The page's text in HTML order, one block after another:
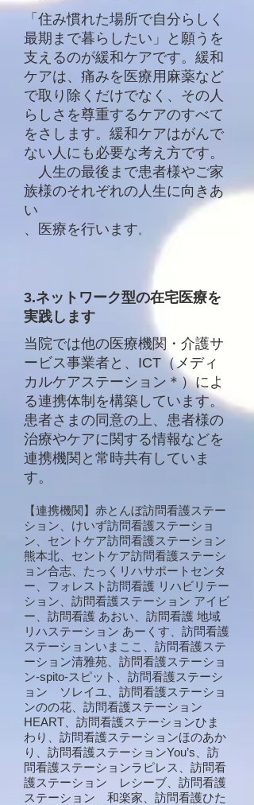
「住み慣れた場所で自分らしく
最期まで暮らしたい」と願うを
支えるのが緩和ケアです。緩和
ケアは、痛みを医療用麻薬など
で取り除くだけでなく、その人
らしさを尊重するケアのすべて
をさします。緩和ケアはがんで
ない人にも必要な考え方です。
​ 人生の最後まで患者様やご家
族様のそれぞれの人生に向きあ
い
、医療を行います。
​3.ネットワーク型の在宅医療を
実践します
当院では他の医療機関・介護サ
ービス事業者と、ICT（メディ
カルケアステーション＊）によ
る連携体制を構築しています。
患者さまの同意の上、患者様の
治療やケアに関する情報などを
連携機関と常時共有していま
す。
【連携機関】赤とんぼ訪問看護ステー
ション、けいず訪問看護ステーショ
ン、セントケア訪問看護ステーション
熊本北、セントケア訪問看護ステーシ
ョン合志、たっくリハサポートセンタ
ー、フォレスト訪問看護 リハビリテー
ション、訪問看護ステーション アイビ
ー、訪問看護 あおい、訪問看護 地域
リハステーション あーくす、訪問看護
ステーションいまここ、訪問看護ステ
ーション清雅苑、訪問看護ステーショ
ン-spito-スピット、訪問看護ステーシ
ョン ソレイユ、訪問看護ステーショ
ンのの花、訪問看護ステーション
HEART、訪問看護ステーションひま
わり、訪問看護ステーションほのあか
り、訪問看護ステーションYou’s、訪
問看護ステーションラピレス、訪問看
護ステーション レシーブ、訪問看護
ステーション 和楽家、訪問看護ひた